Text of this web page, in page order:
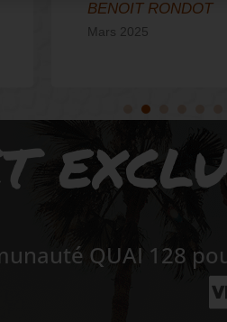
BENOIT RONDOT
Mars 2025
QUAI 128